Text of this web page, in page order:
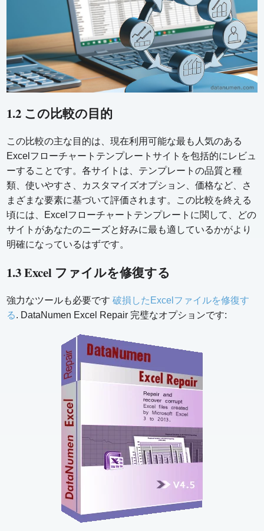
1.2 この比較の目的
この比較の主な目的は、現在利用可能な最も人気のある
Excelフローチャートテンプレートサイトを包括的にレビュ
ーすることです。各サイトは、テンプレートの品質と種
類、使いやすさ、カスタマイズオプション、価格など、さ
まざまな要素に基づいて評価されます。この比較を終える
頃には、Excelフローチャートテンプレートに関して、どの
サイトがあなたのニーズと好みに最も適しているかがより
明確になっているはずです。
1.3 Excel ファイルを修復する
強力なツールも必要です破損したExcelファイルを修復す
る. DataNumen Excel Repair 完璧なオプションです: